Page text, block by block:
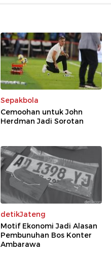
Sepakbola
Cemoohan untuk John
Herdman Jadi Sorotan
detikJateng
Motif Ekonomi Jadi Alasan
Pembunuhan Bos Konter
Ambarawa